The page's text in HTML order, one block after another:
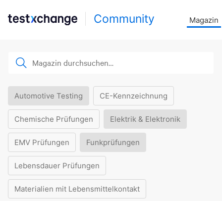
Community Magazin
Automotive Testing CE-Kennzeichnung
Chemische Prüfungen Elektrik & Elektronik
EMV Prüfungen Funkprüfungen
Lebensdauer Prüfungen
Materialien mit Lebensmittelkontakt